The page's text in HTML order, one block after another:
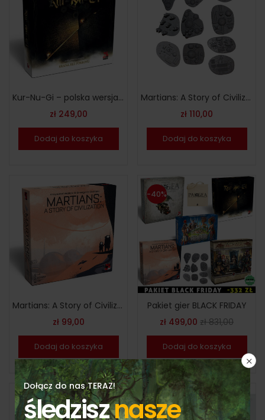
Kur-Nu-Gi – polska wersja limitowana
zł249,00
Dodaj do koszyka
Martians: A Story of Civilization – budynki kolekcjonerskie
zł 110,00
Dodaj do koszyka
Martians: A Story of Civilization – wersja polska
zł99,00
Dodaj do koszyka
-40%
Pakiet gier BLACK FRIDAY
zł 499,00 zł831,00
Dodaj do koszyka
Dołącz do nas TERAZ!
śledzisznasze